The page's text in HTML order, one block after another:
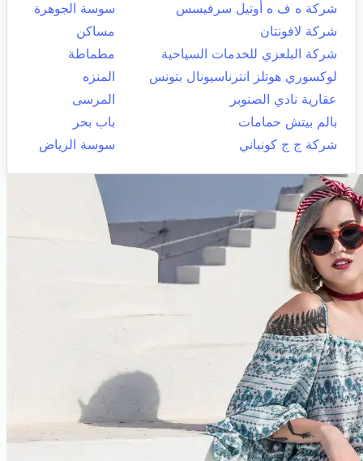
شركة ه ف ه أوتيل سرفيسس
سوسة الجوهرة
شركة لافونتان
مساكن
شركة البلعزي للخدمات السياحية
مطماطة
لوكسوري هوتلز انترناسيونال بتونس
المنزه
عقارية نادي الصنوبر
المرسى
بالم بيتش حمامات
باب بحر
شركة ج ج كونباني
سوسة الرياض